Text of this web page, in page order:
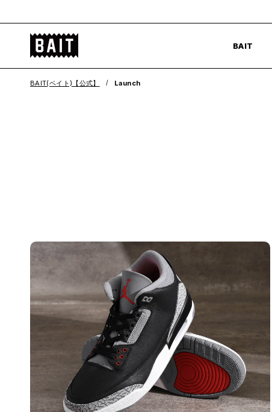
ン
BAIT
BAIT
公
BAIT(ベイト)【公式】 Launch